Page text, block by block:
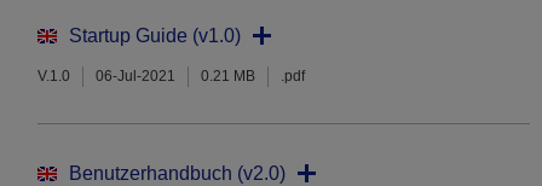
Startup Guide (v1.0)
V.1.0 06-Jul-2021 0.21 MB .pdf
Benutzerhandbuch (v2.0)